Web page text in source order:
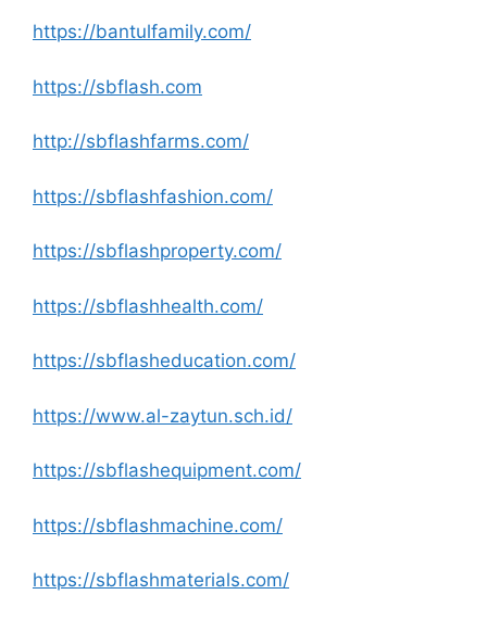
https://bantulfamily.com/
https://sbflash.com
http://sbflashfarms.com/
https://sbflashfashion.com/
https://sbflashproperty.com/
https://sbflashhealth.com/
https://sbflasheducation.com/
https://www.al-zaytun.sch.id/
https://sbflashequipment.com/
https://sbflashmachine.com/
https://sbflashmaterials.com/